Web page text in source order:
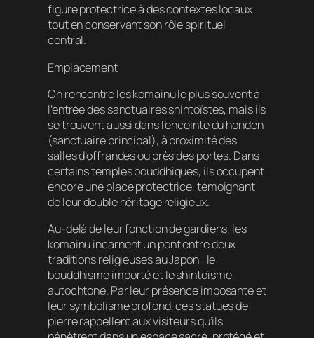
figure protectrice à des contextes locaux
tout en conservant son rôle spirituel
central.
Emplacement
On rencontre les komainu le plus souvent à
l’entrée des sanctuaires shintoïstes, mais ils
se trouvent aussi dans l’enceinte du honden
(sanctuaire principal), à proximité des
salles d’offrandes ou près des portes. Dans
certains temples bouddhiques, ils occupent
encore une place protectrice, témoignant
de leur double héritage religieux.
Au-delà de leur fonction de gardiens, les
komainu incarnent un pont entre deux
traditions religieuses au Japon : le
bouddhisme importé et le shintoïsme
autochtone. Par leur présence imposante et
leur symbolisme profond, ces statues de
pierre rappellent aux visiteurs qu’ils